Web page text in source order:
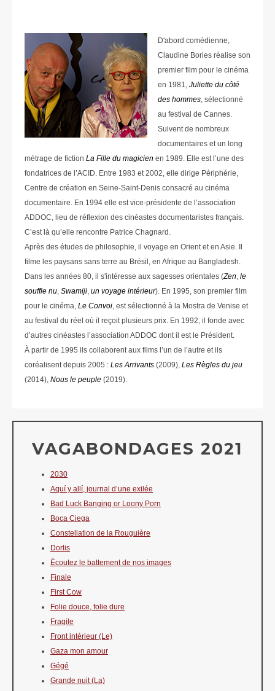
D'abord comédienne,
Claudine Bories réalise son
premier film pour le cinéma
en 1981, Juliette du côté
des hommes , sélectionné
au festival de Cannes.
Suivent de nombreux
documentaires et un long
métrage de fiction La Fille du magicien en 1989. Elle est l’une des
fondatrices de l’ACID. Entre 1983 et 2002, elle dirige Périphérie,
Centre de création en Seine-Saint-Denis consacré au cinéma
documentaire. En 1994 elle est vice-présidente de l’association
ADDOC, lieu de réflexion des cinéastes documentaristes français.
C’est là qu’elle rencontre Patrice Chagnard.
Après des études de philosophie, il voyage en Orient et en Asie. Il
filme les paysans sans terre au Brésil, en Afrique au Bangladesh.
Dans les années 80, il s'intéresse aux sagesses orientales (Zen le
souffle nu Swamiji un voyage intérieur). En 1995, son premier film
pour le cinéma, Le Convoi , est sélectionné à la Mostra de Venise et
au festival du réel où il reçoit plusieurs prix. En 1992, il fonde avec
d’autres cinéastes l’association ADDOC dont il est le Président.
À partir de 1995 ils collaborent aux films l’un de l’autre et ils
coréalisent depuis 2005 : Les Arrivants (2009), Les Règles du jeu
(2014), Nous le peuple (2019).
VAGABONDAGES 2021
2030
Aquí y allí, journal d’une exilée
Bad Luck Banging or Loony Porn
Boca Ciega
Constellation de la Rouguière
Dorlis
Écoutez le battement de nos images
Finale
First Cow
Folie douce, folie dure
Fragile
Front intérieur (Le)
Gaza mon amour
Gégé
Grande nuit (La)